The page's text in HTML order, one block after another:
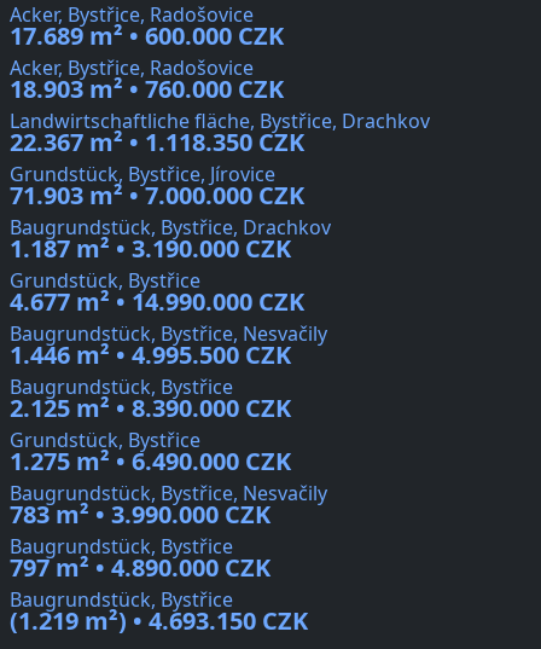
Acker, Bystřice, Radošovice
17.689 m² • 600.000 CZK
Acker, Bystřice, Radošovice
18.903 m² • 760.000 CZK
Landwirtschaftliche fläche, Bystřice, Drachkov
22.367 m² • 1.118.350 CZK
Grundstück, Bystřice, Jírovice
71.903 m² • 7.000.000 CZK
Baugrundstück, Bystřice, Drachkov
1.187 m² • 3.190.000 CZK
Grundstück, Bystřice
4.677 m² • 14.990.000 CZK
Baugrundstück, Bystřice, Nesvačily
1.446 m² • 4.995.500 CZK
Baugrundstück, Bystřice
2.125 m² • 8.390.000 CZK
Grundstück, Bystřice
1.275 m² • 6.490.000 CZK
Baugrundstück, Bystřice, Nesvačily
783 m² • 3.990.000 CZK
Baugrundstück, Bystřice
797 m² • 4.890.000 CZK
Baugrundstück, Bystřice
(1.219 m²) • 4.693.150 CZK